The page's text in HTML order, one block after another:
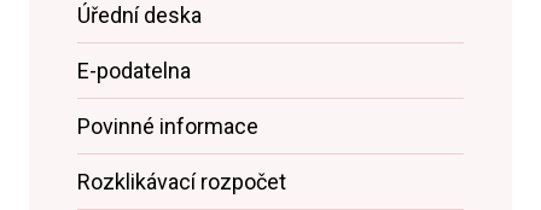
Úřední deska
E-podatelna
Povinné informace
Rozklikávací rozpočet